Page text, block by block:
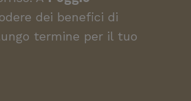
dei benefici di
termine per il tuo